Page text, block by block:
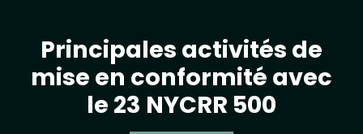
Principales activités de
mise en conformité avec
le 23 NYCRR 500